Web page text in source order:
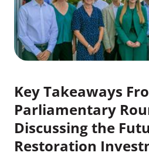
Key Takeaways
Parliamentary
Discussing the
Restoration